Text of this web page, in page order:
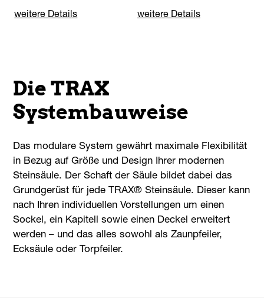
weitere Details weitere Details
Die TRAX
Systembauweise
Das modulare System gewährt maximale Flexibilität
in Bezug auf Größe und Design Ihrer modernen
Steinsäule. Der Schaft der Säule bildet dabei das
Grundgerüst für jede TRAX® Steinsäule. Dieser kann
nach Ihren individuellen Vorstellungen um einen
Sockel, ein Kapitell sowie einen Deckel erweitert
werden – und das alles sowohl als Zaunpfeiler,
Ecksäule oder Torpfeiler.